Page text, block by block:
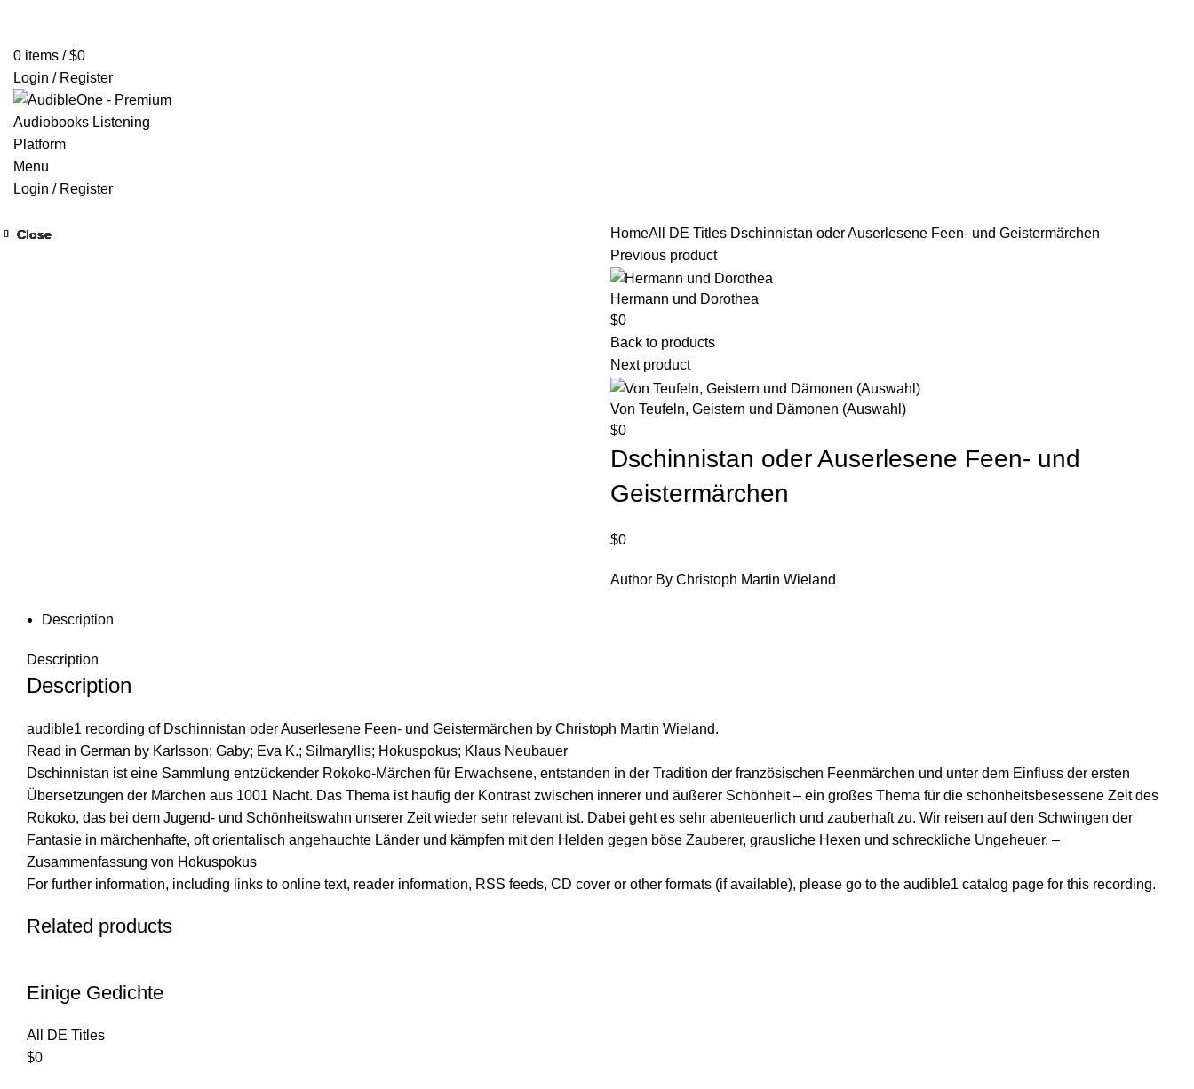
0 items / $0
Login / Register
Menu
Login / Register
HomeAll DE Titles Dschinnistan oder Auserlesene Feen- und Geistermärchen
Previous product
Hermann und Dorothea
$0
Back to products
Next product
Von Teufeln, Geistern und Dämonen (Auswahl)
$0
Dschinnistan oder Auserlesene Feen- und
Geistermärchen
$0
Author By Christoph Martin Wieland
Description
Description
Description
audible1 recording of Dschinnistan oder Auserlesene Feen- und Geistermärchen by Christoph Martin Wieland.
Read in German by Karlsson; Gaby; Eva K.; Silmaryllis; Hokuspokus; Klaus Neubauer
Dschinnistan ist eine Sammlung entzückender Rokoko-Märchen für Erwachsene, entstanden in der Tradition der französischen Feenmärchen und unter dem Einfluss der ersten
Übersetzungen der Märchen aus 1001 Nacht. Das Thema ist häufig der Kontrast zwischen innerer und äußerer Schönheit – ein großes Thema für die schönheitsbesessene Zeit des
Rokoko, das bei dem Jugend- und Schönheitswahn unserer Zeit wieder sehr relevant ist. Dabei geht es sehr abenteuerlich und zauberhaft zu. Wir reisen auf den Schwingen der
Fantasie in märchenhafte, oft orientalisch angehauchte Länder und kämpfen mit den Helden gegen böse Zauberer, grausliche Hexen und schreckliche Ungeheuer. –
Zusammenfassung von Hokuspokus
For further information, including links to online text, reader information, RSS feeds, CD cover or other formats (if available), please go to the audible1 catalog page for this recording.
Related products
Close
Einige Gedichte
All DE Titles
$0
Close
Close
Close
Close
Close
Close
Close